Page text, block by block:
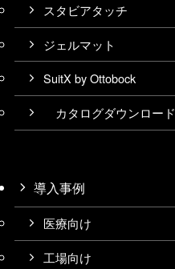
スタビアタッチ
ジェルマット
SuitX by Ottobock
カタログダウンロード
導入事例
医療向け
工場向け